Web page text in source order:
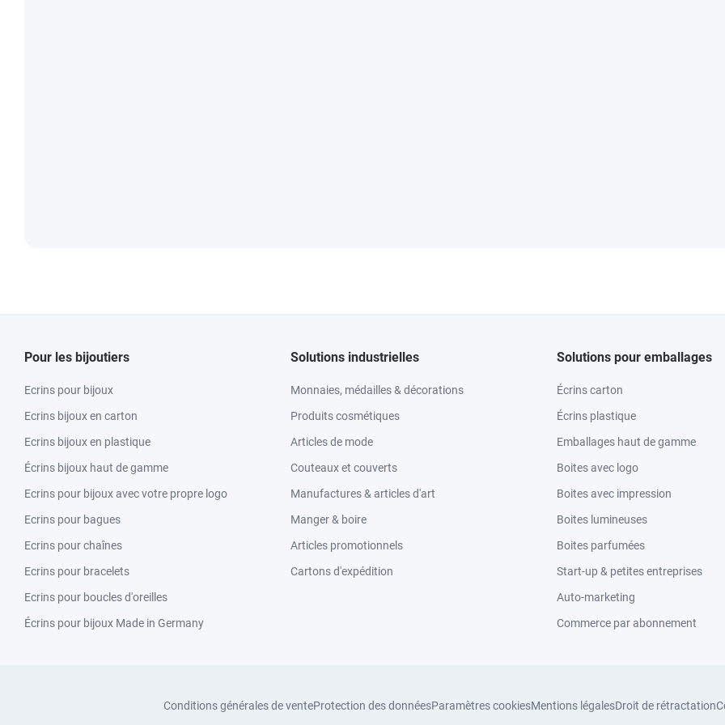
Pour les bijoutiers
Ecrins pour bijoux
Ecrins bijoux en carton
Ecrins bijoux en plastique
Écrins bijoux haut de gamme
Ecrins pour bijoux avec votre propre logo
Ecrins pour bagues
Ecrins pour chaînes
Ecrins pour bracelets
Ecrins pour boucles d'oreilles
Écrins pour bijoux Made in Germany
Solutions industrielles
Monnaies, médailles & décorations
Produits cosmétiques
Articles de mode
Couteaux et couverts
Manufactures & articles d'art
Manger & boire
Articles promotionnels
Cartons d'expédition
Solutions pour emballages
Écrins carton
Écrins plastique
Emballages haut de gamme
Boites avec logo
Boites avec impression
Boites lumineuses
Boites parfumées
Start-up & petites entreprises
Auto-marketing
Commerce par abonnement
Conditions générales de venteProtection des donnéesParamètres cookiesMentions légalesDroit de rétractation